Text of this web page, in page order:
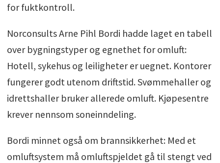
for fuktkontroll.
Norconsults Arne Pihl Bordi hadde laget en tabell
over bygningstyper og egnethet for omluft:
Hotell, sykehus og leiligheter er uegnet. Kontorer
fungerer godt utenom driftstid. Svømmehaller og
idrettshaller bruker allerede omluft. Kjøpesentre
krever nennsom soneinndeling.
Bordi minnet også om brannsikkerhet: Med et
omluftsystem må omluftspjeldet gå til stengt ved